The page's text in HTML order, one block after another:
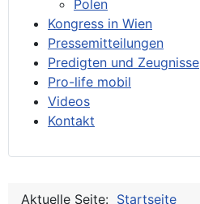
Polen
Kongress in Wien
Pressemitteilungen
Predigten und Zeugnisse
Pro-life mobil
Videos
Kontakt
Aktuelle Seite: Startseite